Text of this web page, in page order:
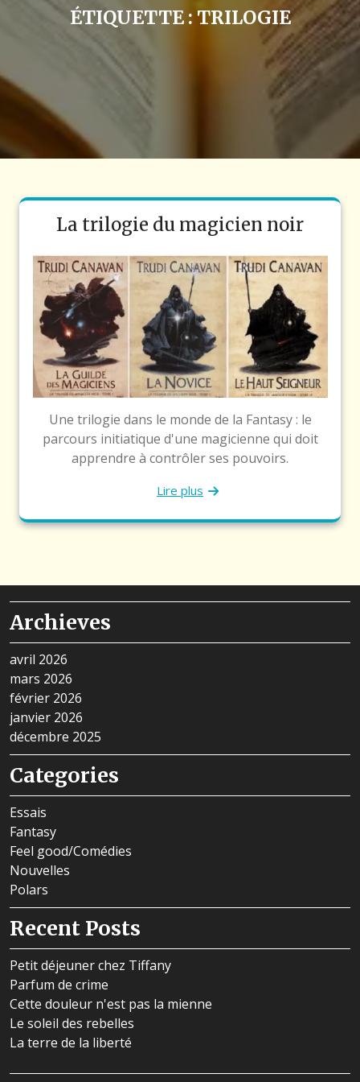
ÉTIQUETTE : TRILOGIE
La trilogie du magicien noir
Une trilogie dans le monde de la Fantasy : le
parcours initiatique d'une magicienne qui doit
apprendre à contrôler ses pouvoirs.
Lire plus
Archieves
avril 2026
mars 2026
février 2026
janvier 2026
décembre 2025
Categories
Essais
Fantasy
Feel good/Comédies
Nouvelles
Polars
Recent Posts
Petit déjeuner chez Tiffany
Parfum de crime
Cette douleur n'est pas la mienne
Le soleil des rebelles
La terre de la liberté